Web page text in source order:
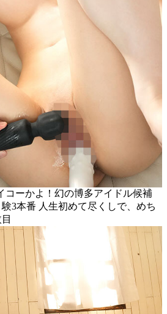
コーかよ！幻の博多アイドル候補
3本番 人生初めて尽くしで、めち